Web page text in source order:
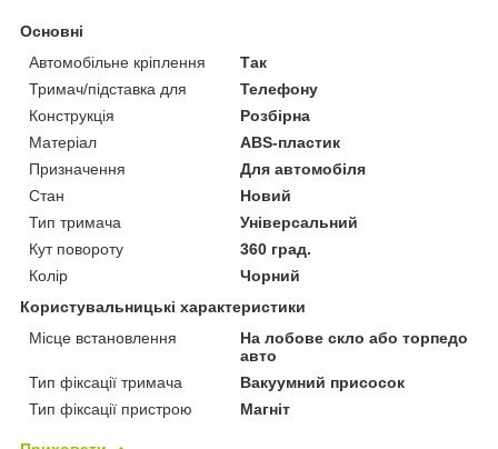
Основні
Автомобільне кріплення
Так
Тримач/підставка для
Телефону
Конструкція
Розбірна
Матеріал
ABS-пластик
Призначення
Для автомобіля
Стан
Новий
Тип тримача
Універсальний
Кут повороту
360 град.
Колір
Чорний
Користувальницькі характеристики
Місце встановлення
На лобове скло або торпедо
авто
Тип фіксації тримача
Вакуумний присосок
Тип фіксації пристрою
Магніт